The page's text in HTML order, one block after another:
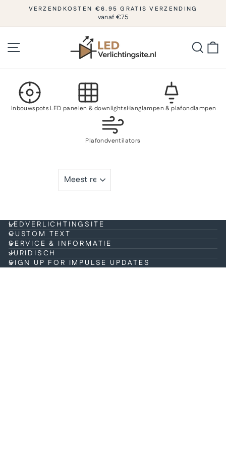
gaan
Diashow
pauzeren
VERZENDKOSTEN €6.95 GRATIS VERZENDING
vanaf €75
Inbouwspots LED panelen & downlightsHanglampen & plafondlampen
Plafondventilators
SORTEREN
LEDVERLICHTINGSITE
CUSTOM TEXT
SERVICE & INFORMATIE
JURIDISCH
SIGN UP FOR IMPULSE UPDATES